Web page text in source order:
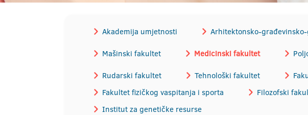
Akademija umjetnosti Arhitektonsko-
Mašinski fakultet Medicinski fakultet
Rudarski fakultet Tehnološki fakultet
Fakultet fizičkog vaspitanja i sporta
Filozofski
Institut za genetičke resurse